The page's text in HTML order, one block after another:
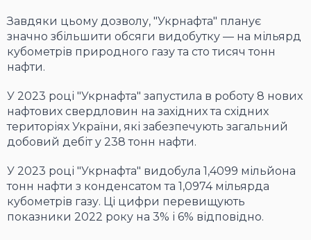
Завдяки цьому дозволу, "Укрнафта" планує
значно збільшити обсяги видобутку — на мільярд
кубометрів природного газу та сто тисяч тонн
нафти.
У 2023 році "Укрнафта" запустила в роботу 8 нових
нафтових свердловин на західних та східних
територіях України, які забезпечують загальний
добовий дебіт у 238 тонн нафти.
У 2023 році "Укрнафта" видобула 1,4099 мільйона
тонн нафти з конденсатом та 1,0974 мільярда
кубометрів газу. Ці цифри перевищують
показники 2022 року на 3% і 6% відповідно.